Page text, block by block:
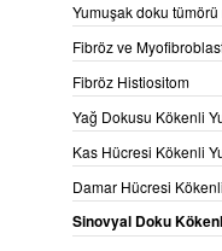
Sol kalça pigmente
Yumuşak doku
Fibröz ve
Fibröz Histiositom
Yağ Dokusu Kökenli
Kas Hücresi Kökenli
Damar Hücresi
Sinovyal Doku